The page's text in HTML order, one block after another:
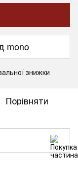
mono
знижки
Порівняти